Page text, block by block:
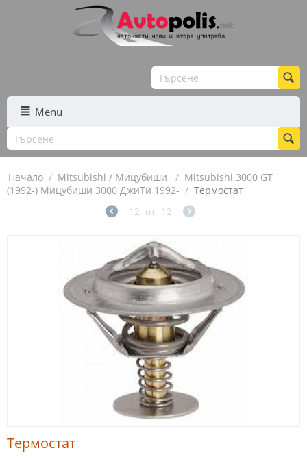
Menu
Начало / Mitsubishi / Мицубиши / Mitsubishi 3000 GT
(1992-) Мицубиши 3000 ДжиТи 1992- / Термостат
12 от 12
Термостат